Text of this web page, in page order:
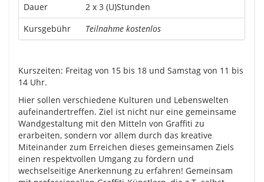
Dauer
2 x 3 (U)Stunden
Kursgebühr
Teilnahme kostenlos
Kurszeiten: Freitag von 15 bis 18 und Samstag von 11 bis
14 Uhr.
Hier sollen verschiedene Kulturen und Lebenswelten
aufeinandertreffen. Ziel ist nicht nur eine gemeinsame
Wandgestaltung mit den Mitteln von Graffiti zu
erarbeiten, sondern vor allem durch das kreative
Miteinander zum Erreichen dieses gemeinsamen Ziels
einen respektvollen Umgang zu fördern und
wechselseitige Anerkennung zu erfahren! Gemeinsam